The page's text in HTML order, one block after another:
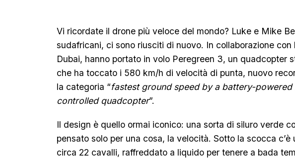
Vi ricordate il drone più veloce del mondo? Luke e Mike
sudafricani, ci sono riusciti di nuovo. In collaborazione con
Dubai, hanno portato in volo Peregreen 3, un quadcopter
che ha toccato i 580 km/h di velocità di punta, nuovo
la categoria “fastest ground speed by a battery-powered
controlled quadcopter”.
Il design è quello ormai iconico: una sorta di siluro verde
pensato solo per una cosa, la velocità. Sotto la scocca c’è
circa 22 cavalli, raffreddato a liquido per tenere a bada